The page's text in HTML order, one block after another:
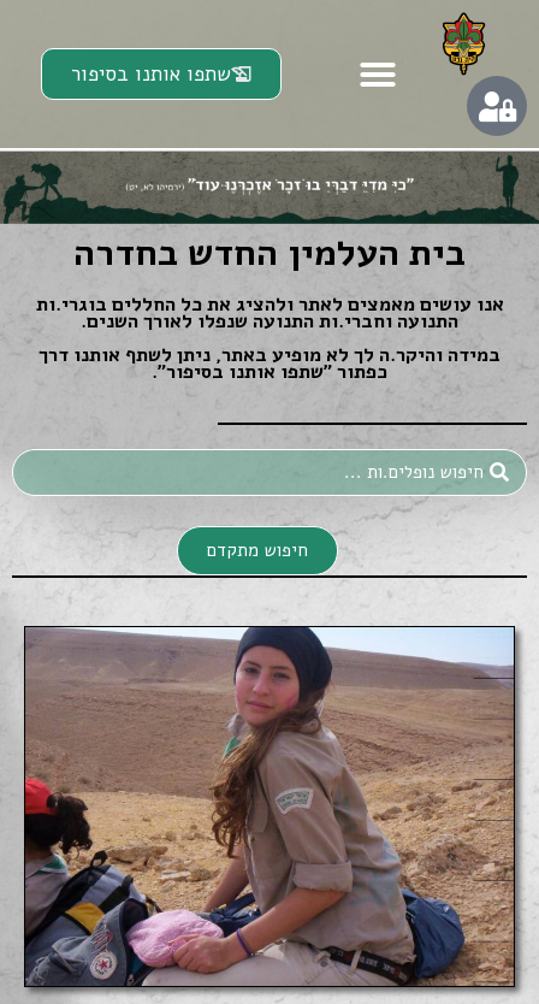
שתפו אותנו בסיפור
בית העלמין החדש בחדרה
אנו עושים מאמצים לאתר ולהציג את כל החללים בוגרי.ות
התנועה וחברי.ות התנועה שנפלו לאורך השנים.
במידה והיקר.ה לך לא מופיע באתר, ניתן לשתף אותנו דרך
כפתור ״שתפו אותנו בסיפור״.
חיפוש מתקדם
חיפוש מתקדם